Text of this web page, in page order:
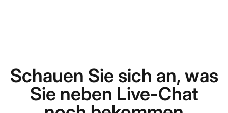
Schauen Sie sich an, was
Sie neben Live-Chat